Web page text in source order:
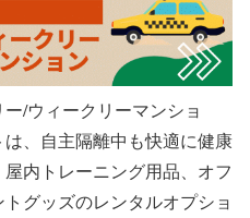
/ウィークリーマンショ
、自主隔離中も快適に健康
内トレーニング用品、オフ
グッズのレンタルオプショ